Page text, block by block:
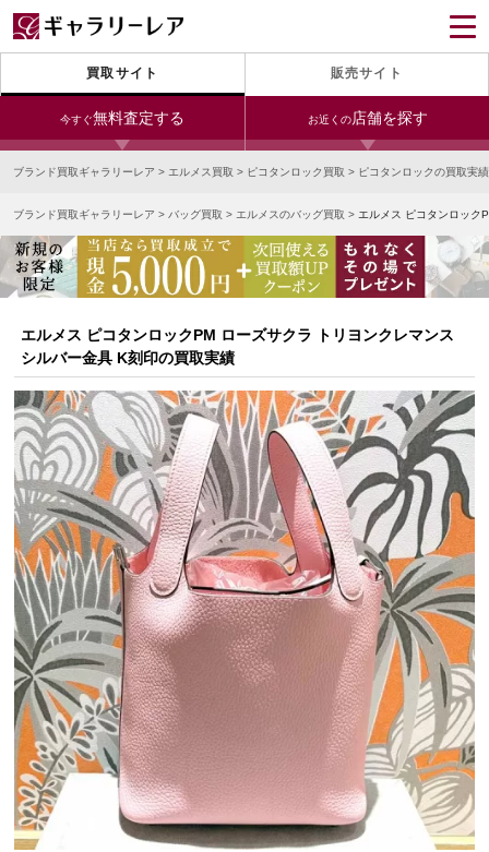
買取サイト 販売サイト
今すぐ無料査定する お近くの店舗を探す
24時間受付（対応時間10:00～19:00）
宅配買取を申し込む
無料の宅配キットをお届けします
今すぐ電話査定
受付時間 10:00～19:00
銀座本店 青山表参道店 新宿東口店
小田急新宿店 LAB東京 名古屋大須店
なんば店 神戸元町(三宮)店
中野ブロードウェイ
宅配買取を申し込む
無料の宅配キットをお届けします
ブランド買取ギャラリーレア > エルメス買取 > ピコタンロック買取 > ピコタンロックの買取実績
ブランド買取ギャラリーレア > バッグ買取 > エルメスのバッグ買取 > エルメス ピコタンロック
エルメス ピコタンロックPM ローズサクラ トリヨンクレマンス
シルバー金具 K刻印の買取実績